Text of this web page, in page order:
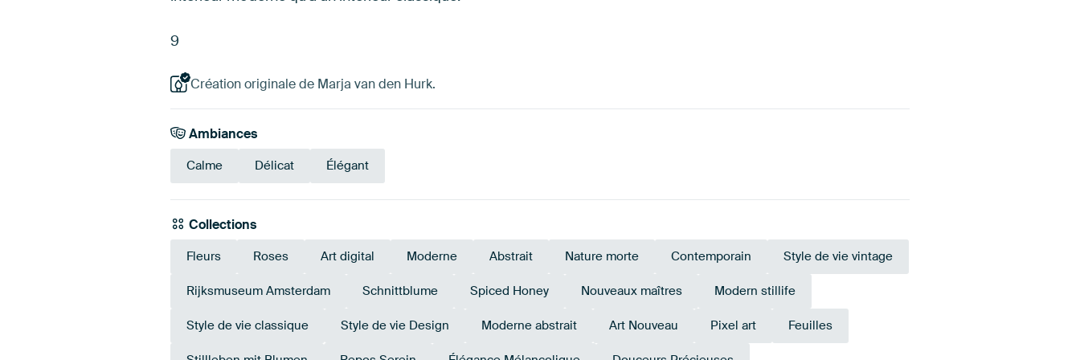
9
Création originale de Marja van den Hurk.
Ambiances
Calme Délicat Élégant
Collections
Fleurs Roses Art digital Moderne Abstrait Nature morte Contemporain Style de vie vintage
Rijksmuseum Amsterdam Schnittblume Spiced Honey Nouveaux maîtres Modern stillife
Style de vie classique Style de vie Design Moderne abstrait Art Nouveau Pixel art Feuilles